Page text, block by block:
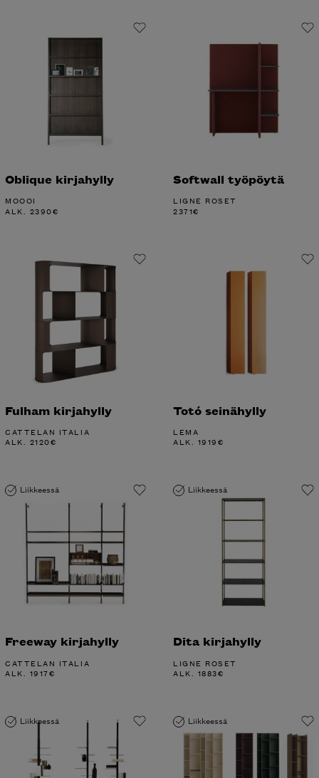
Oblique kirjahylly
MOOOI
ALK. 2390€
Softwall työpöytä
LIGNE ROSET
2371€
Fulham kirjahylly
CATTELAN ITALIA
ALK. 2120€
Totó seinähylly
LEMA
ALK. 1919€
Liikkeessä
Freeway kirjahylly
CATTELAN ITALIA
ALK. 1917€
Liikkeessä
Dita kirjahylly
LIGNE ROSET
ALK. 1883€
Liikkeessä Liikkeessä